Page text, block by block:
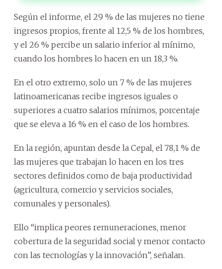
Según el informe, el 29 % de las mujeres no tiene
ingresos propios, frente al 12,5 % de los hombres,
y el 26 % percibe un salario inferior al mínimo,
cuando los hombres lo hacen en un 18,3 %.
En el otro extremo, solo un 7 % de las mujeres
latinoamericanas recibe ingresos iguales o
superiores a cuatro salarios mínimos, porcentaje
que se eleva a 16 % en el caso de los hombres.
En la región, apuntan desde la Cepal, el 78,1 % de
las mujeres que trabajan lo hacen en los tres
sectores definidos como de baja productividad
(agricultura, comercio y servicios sociales,
comunales y personales).
Ello “implica peores remuneraciones, menor
cobertura de la seguridad social y menor contacto
con las tecnologías y la innovación”, señalan.